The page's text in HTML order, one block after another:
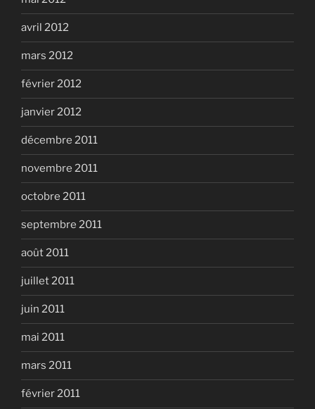
avril 2012
mars 2012
février 2012
janvier 2012
décembre 2011
novembre 2011
octobre 2011
septembre 2011
août 2011
juillet 2011
juin 2011
mai 2011
mars 2011
février 2011